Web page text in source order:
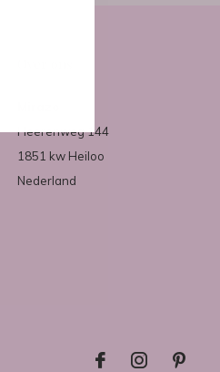
Heerenweg 144
1851 kw Heiloo
Nederland